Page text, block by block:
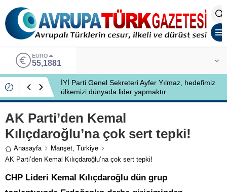
EURO
55,1881
İYİ Parti Genel Sekreteri Ayfer Yılmaz, hedefimiz
ülkemizi dünyada lider yapmaktır
AK Parti’den Kemal
Kılıçdaroğlu’na çok sert tepki!
Anasayfa Manşet, Türkiye
AK Parti’den Kemal Kılıçdaroğlu’na çok sert tepki!
CHP Lideri Kemal Kılıçdaroğlu dün grup